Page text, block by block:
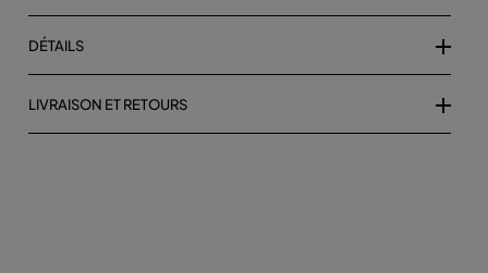
DÉTAILS
LIVRAISON ET RETOURS